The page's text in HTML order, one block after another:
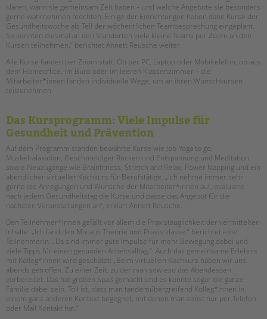
tandem international
KARRIERE
Stellenangebote
tandem als Arbeitgeberin
NEWS/BLOG
Briefe an Kai
PRESSE
Magazin
KONTAKT
Impressum
Datenschutz
Hinweisgebersystem
Intranet
klären, wann sie gemeinsam Zeit haben – und welche Angebote sie besonders
gerne wahrnehmen möchten. Einige der Einrichtungen haben dann Kurse der
Gesundheitswoche als Teil der wöchentlichen Teambesprechung eingeplant.
So konnten diesmal an den Standorten viele kleine Teams per Zoom an den
Kursen teilnehmen,“ berichtet Annett Reusche weiter.
Alle Kurse fanden per Zoom statt. Ob per PC, Laptop oder Mobiltelefon, ob aus
dem Homeoffice, im Büro oder im leeren Klassenzimmer – die
Mitarbeiter*innen fanden individuelle Wege, um an ihren Wunschkursen
teilzunehmen.
Das Kursprogramm: Viele Impulse für
Gesundheit und Prävention
Auf dem Programm standen bewährte Kurse wie Job-Yoga to go,
Muskelralaxation, Geschmeidiger Rücken und Entspannung und Meditation
sowie Neuzugänge wie Brainfitness, Stretch and Relax, Power Napping und ein
abendlicher virtueller Kochkurs für Berufstätige. „Ich nehme immer sehr
gerne die Anregungen und Wünsche der Mitarbeiter*innen auf, evaluiere
nach jedem Gesundheitstag die Kurse und passe das Angebot für die
nächsten Veranstaltungen an“, erklärt Annett Reusche.
Den Teilnehmer*innen gefällt vor allem die Praxistauglichkeit der vermittelten
Inhalte. „Ich fand den Mix aus Theorie und Praxis klasse,“ berichtet eine
Teilnehmerin. „Da sind immer gute Impulse für mehr Bewegung dabei und
viele Tipps für einen gesunden Arbeitsalltag.“ Auch das gemeinsame Erlebnis
mit Kolleg*innen wird geschätzt: „Beim virtuellen Kochkurs haben wir uns
abends getroffen. Zu einer Zeit, zu der man sowieso das Abendessen
vorbereitet. Das hat großen Spaß gemacht und es konnte sogar die ganze
Familie dabei sein. Toll ist, dass man tandemübergreifend Kolleg*innen in
einem ganz anderen Kontext begegnet, mit denen man sonst nur per Telefon
oder Mail Kontakt hat.“